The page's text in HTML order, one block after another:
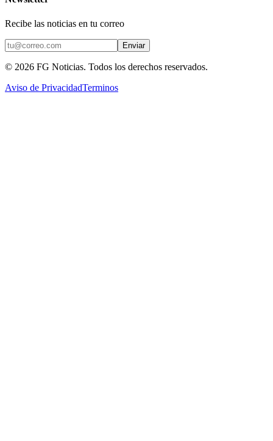
Recibe las noticias en tu correo
Enviar
© 2026 FG Noticias. Todos los derechos reservados.
Aviso de PrivacidadTerminos